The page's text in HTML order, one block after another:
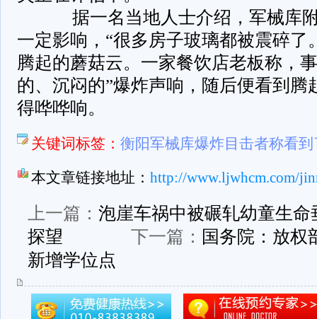
据一名当地人士介绍，军械库附
一定影响，“很多房子玻璃都被震碎了
腾起的蘑菇云。一家餐饮店老板称，
的、沉闷的”爆炸声响，随后便看到腾
得哗哗响。
关键词标签： 衡阳军械库爆炸目击者称看
本文章链接地址： http://www.ljwhcm.com/
上一篇： 泡崖车祸中被碾轧幼童生
探望
下一篇： 国务院：放权
新增学位点